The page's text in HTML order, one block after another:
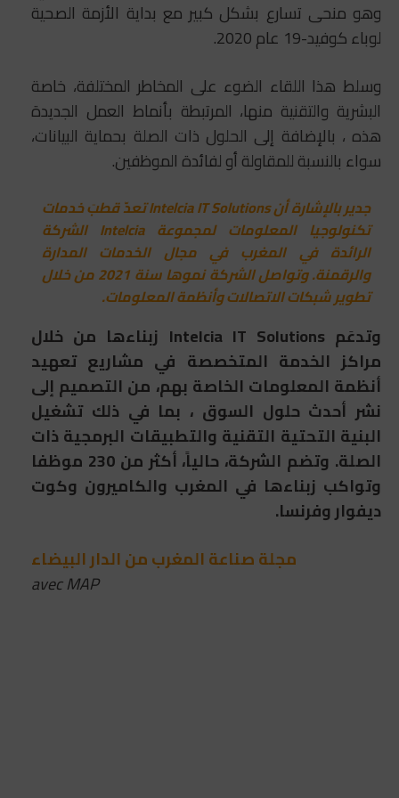
وهو منحى تسارع بشكل كبير مع بداية الأزمة الصحية
لوباء كوفيد-19 عام 2020.
وسلط هذا اللقاء الضوء على المخاطر المختلفة، خاصة
البشرية والتقنية منها، المرتبطة بأنماط العمل الجديدة
هذه ، بالإضافة إلى الحلول ذات الصلة بحماية البيانات،
سواء بالنسبة للمقاولة أو لفائدة الموظفين.
جدير بالإشارة أن Intelcia IT Solutions تعدّ قطبَ خدمات
تكنولوجيا المعلومات لمجموعة Intelcia الشركة
الرائدة في المغرب في مجال الخدمات المدارة
والرقمنة. وتواصل الشركة نموها سنة 2021 من خلال
تطوير شبكات الاتصالات وأنظمة المعلومات.
وتدعَم Intelcia IT Solutions زبناءها من خلال
مراكز الخدمة المتخصصة في مشاريع تعهيد
أنظمة المعلومات الخاصة بهم، من التصميم إلى
نشر أحدث حلول السوق ، بما في ذلك تشغيل
البنية التحتية التقنية والتطبيقات البرمجية ذات
الصلة. وتضم الشركة، حالياً، أكثر من 230 موظفا
وتواكب زبناءها في المغرب والكاميرون وكوت
ديفوار وفرنسا.
مجلة صناعة المغرب من الدار البيضاء
avec MAP